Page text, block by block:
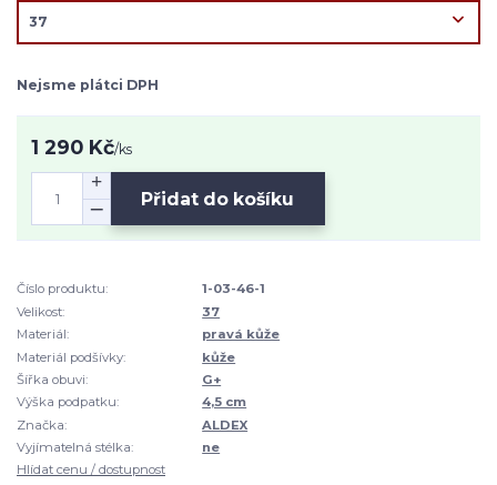
Nejsme plátci DPH
1 290 Kč/ks
Přidat do košíku
Číslo produktu:
1-03-46-1
Velikost:
37
Materiál:
pravá kůže
Materiál podšívky:
kůže
Šířka obuvi:
G+
Výška podpatku:
4,5 cm
Značka:
ALDEX
Vyjímatelná stélka:
ne
Hlídat cenu / dostupnost